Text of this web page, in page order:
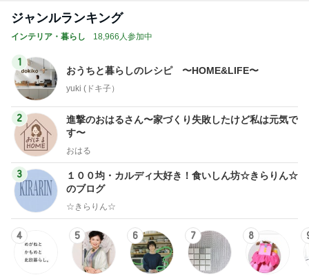
ジャンルランキング
インテリア・暮らし 18,966人参加中
1
おうちと暮らしのレシピ 〜HOME&LIFE〜
yuki (ドキ子）
2
進撃のおはるさん〜家づくり失敗したけど私は元気で
す〜
おはる
3
１００均・カルディ大好き！食いしん坊☆きらりん☆
のブログ
☆きらりん☆
4 5 6 7 8